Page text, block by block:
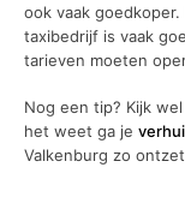
ook vaak
taxibedrijf is vaak
tarieven moeten
Nog een tip? Kijk
het weet ga je
Valkenburg zo